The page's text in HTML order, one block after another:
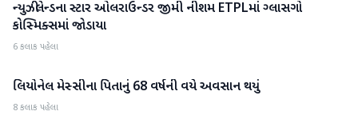
રમતગમત
ન્યુઝીલેન્ડના સ્ટાર ઓલરાઉન્ડર જીમી નીશમ ETPLમાં ગ્લાસગો
કોસ્મિક્સમાં જોડાયા
6 કલાક પહેલા
રમતગમત
લિયોનેલ મેસ્સીના પિતાનું 68 વર્ષની વયે અવસાન થયું
8 કલાક પહેલા